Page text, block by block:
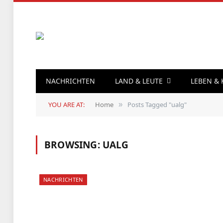
NACHRICHTEN LAND & LEUTE LEBEN &
YOU ARE AT: Home » Posts Tagged "ualg"
BROWSING: UALG
NACHRICHTEN